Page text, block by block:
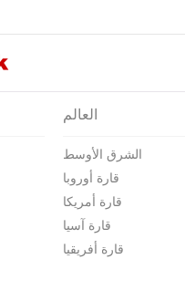
العالم
الشرق الأوسط
قارة أوروبا
قارة أمريكا
قارة آسيا
قارة أفريقيا